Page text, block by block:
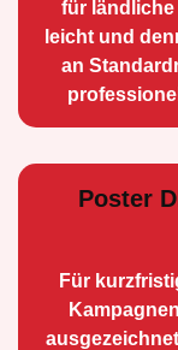
für ländliche
leicht und
an
Poster
Für